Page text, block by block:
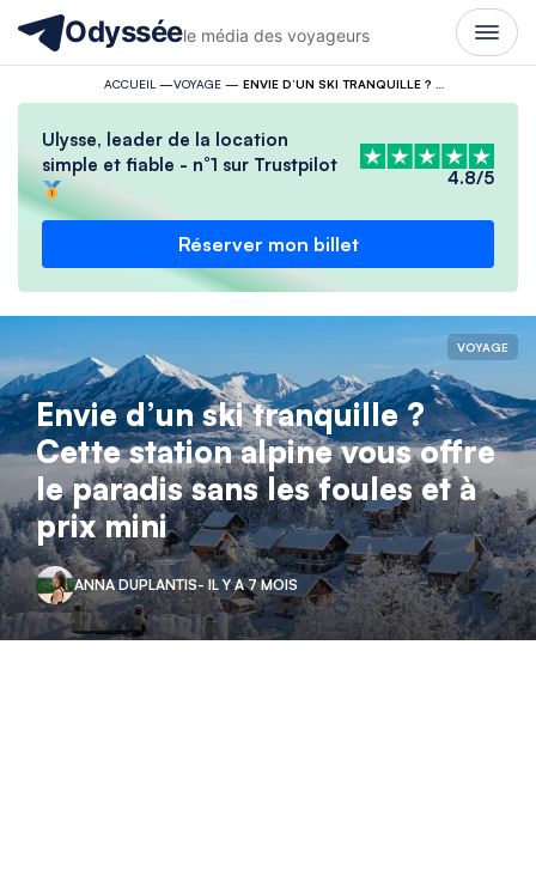
Odysséele média des voyageurs
ACCUEIL —VOYAGE—
Ulysse, leader de la location
simple et fiable - n°1 sur Trustpilot
4.8/5
Réserver mon billet
VOYAGE
Envie d’un ski tranquille ?
Cette station alpine vous offre
le paradis sans les foules et à
prix mini
ANNA DUPLANTIS- IL Y A 7 MOIS